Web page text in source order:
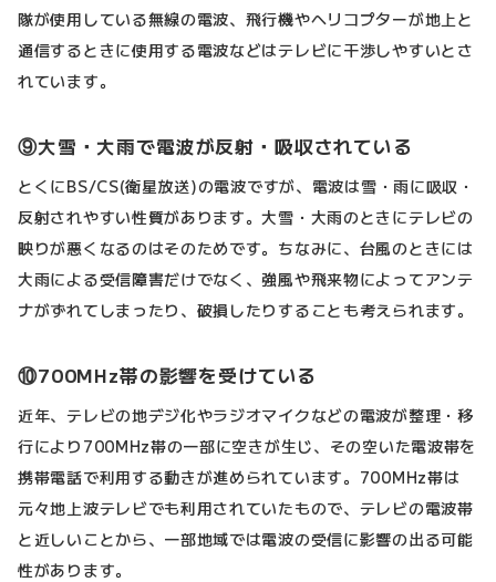
隊が使用している無線の電波、飛行機やヘリコプターが地上と
通信するときに使用する電波などはテレビに干渉しやすいとさ
れています。
⑨大雪・大雨で電波が反射・吸収されている
とくにBS/CS(衛星放送)の電波ですが、電波は雪・雨に吸収・
反射されやすい性質があります。大雪・大雨のときにテレビの
映りが悪くなるのはそのためです。ちなみに、台風のときには
大雨による受信障害だけでなく、強風や飛来物によってアンテ
ナがずれてしまったり、破損したりすることも考えられます。
⑩700MHz帯の影響を受けている
近年、テレビの地デジ化やラジオマイクなどの電波が整理・移
行により700MHz帯の一部に空きが生じ、その空いた電波帯を
携帯電話で利用する動きが進められています。700MHz帯は
元々地上波テレビでも利用されていたもので、テレビの電波帯
と近しいことから、一部地域では電波の受信に影響の出る可能
性があります。